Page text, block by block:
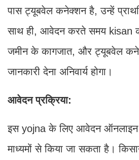
पास ट्यूबवेल कनेक्शन है, उन्हें
साथ ही, आवेदन करते समय kisan
जमीन के कागजात, और ट्यूबवेल
जानकारी देना अनिवार्य होगा।
आवेदन प्रक्रिया:
इस yojna के लिए आवेदन
माध्यमों से किया जा सकता है।